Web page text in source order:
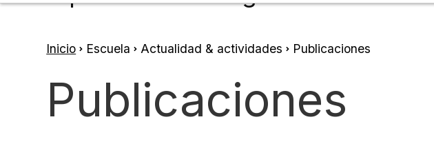
Ruta
navegación
Inicio Escuela Actualidad & actividades Publicaciones
Publicaciones